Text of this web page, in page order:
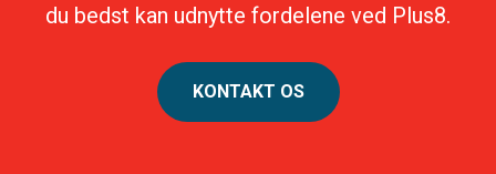
du bedst kan udnytte fordelene ved Plus8.
KONTAKT OS